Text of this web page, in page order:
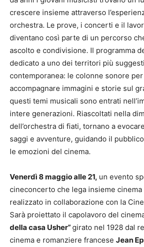
crescere insieme attra­verso
orche­stra. Le prove, i concerti e il
diventano così parte di un percorso
ascolto e condivisione. Il programma
dedicato a uno dei territori più
contemporanea: le colonne sonore
accompagnare immagini e storie sul
questi temi musicali sono entrati
intere generazioni. Riascol­tati nella
dell’orchestra di fiati, tornano a
saggi e avventure, guidando il
le emozioni del cinema.
Venerdì 8 maggio alle 21, un evento
cineconcerto che lega insieme cinema
realizzato in collaborazione con la
Sarà proiettato il capolavoro del
della casa Usher”girato nel 1928 dal
cinema e romanziere francese Jean